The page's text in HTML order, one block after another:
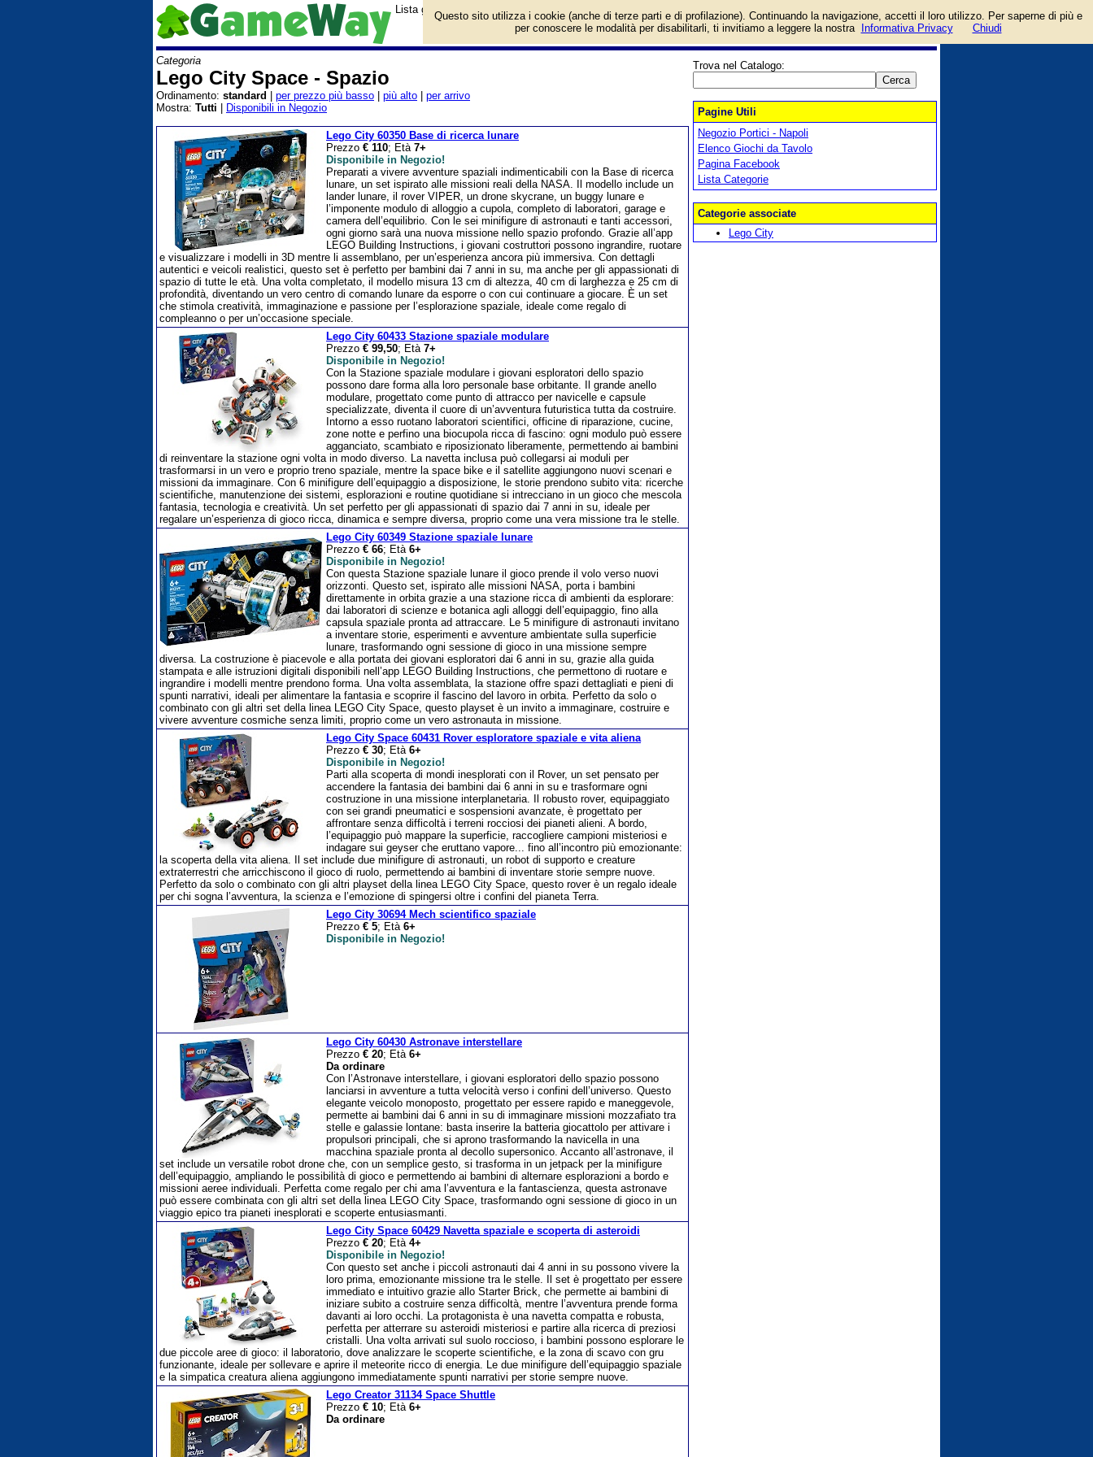
login/registrati
guida
Lista giochi da tavolo categoria Lego City Space - Spazio.
Categoria
Lego City Space - Spazio
Ordinamento: standard per prezzo più basso più alto
per arrivo
Mostra: Tutti Disponibili in Negozio
Lego City 60350 Base di ricerca lunare
Prezzo € 110; Età 7+
Disponibile in Negozio!
Preparati a vivere avventure spaziali indimenticabili con la Base di ricerca
lunare, un set ispirato alle missioni reali della NASA. Il modello include un
lander lunare, il rover VIPER, un drone skycrane, un buggy lunare e
l’imponente modulo di alloggio a cupola, completo di laboratori, garage e
camera dell’equilibrio. Con le sei minifigure di astronauti e tanti accessori,
ogni giorno sarà una nuova missione nello spazio profondo. Grazie all’app
LEGO Building Instructions, i giovani costruttori possono ingrandire, ruotare
e visualizzare i modelli in 3D mentre li assemblano, per un’esperienza ancora più immersiva. Con dettagli
autentici e veicoli realistici, questo set è perfetto per bambini dai 7 anni in su, ma anche per gli appassionati di
spazio di tutte le età. Una volta completato, il modello misura 13 cm di altezza, 40 cm di larghezza e 25 cm di
profondità, diventando un vero centro di comando lunare da esporre o con cui continuare a giocare. È un set
che stimola creatività, immaginazione e passione per l’esplorazione spaziale, ideale come regalo di
compleanno o per un’occasione speciale.
Lego City 60433 Stazione spaziale modulare
Prezzo € 99,50; Età 7+
Disponibile in Negozio!
Con la Stazione spaziale modulare i giovani esploratori dello spazio
possono dare forma alla loro personale base orbitante. Il grande anello
modulare, progettato come punto di attracco per navicelle e capsule
specializzate, diventa il cuore di un’avventura futuristica tutta da costruire.
Intorno a esso ruotano laboratori scientifici, officine di riparazione, cucine,
zone notte e perfino una biocupola ricca di fascino: ogni modulo può essere
agganciato, scambiato e riposizionato liberamente, permettendo ai bambini
di reinventare la stazione ogni volta in modo diverso. La navetta inclusa può collegarsi ai moduli per
trasformarsi in un vero e proprio treno spaziale, mentre la space bike e il satellite aggiungono nuovi scenari e
missioni da immaginare. Con 6 minifigure dell’equipaggio a disposizione, le storie prendono subito vita: ricerche
scientifiche, manutenzione dei sistemi, esplorazioni e routine quotidiane si intrecciano in un gioco che mescola
fantasia, tecnologia e creatività. Un set perfetto per gli appassionati di spazio dai 7 anni in su, ideale per
regalare un’esperienza di gioco ricca, dinamica e sempre diversa, proprio come una vera missione tra le stelle.
Lego City 60349 Stazione spaziale lunare
Prezzo € 66; Età 6+
Disponibile in Negozio!
Con questa Stazione spaziale lunare il gioco prende il volo verso nuovi
orizzonti. Questo set, ispirato alle missioni NASA, porta i bambini
direttamente in orbita grazie a una stazione ricca di ambienti da esplorare:
dai laboratori di scienze e botanica agli alloggi dell’equipaggio, fino alla
capsula spaziale pronta ad attraccare. Le 5 minifigure di astronauti invitano
a inventare storie, esperimenti e avventure ambientate sulla superficie
lunare, trasformando ogni sessione di gioco in una missione sempre
diversa. La costruzione è piacevole e alla portata dei giovani esploratori dai 6 anni in su, grazie alla guida
stampata e alle istruzioni digitali disponibili nell’app LEGO Building Instructions, che permettono di ruotare e
ingrandire i modelli mentre prendono forma. Una volta assemblata, la stazione offre spazi dettagliati e pieni di
spunti narrativi, ideali per alimentare la fantasia e scoprire il fascino del lavoro in orbita. Perfetto da solo o
combinato con gli altri set della linea LEGO City Space, questo playset è un invito a immaginare, costruire e
vivere avventure cosmiche senza limiti, proprio come un vero astronauta in missione.
Lego City Space 60431 Rover esploratore spaziale e vita aliena
Prezzo € 30; Età 6+
Disponibile in Negozio!
Parti alla scoperta di mondi inesplorati con il Rover, un set pensato per
accendere la fantasia dei bambini dai 6 anni in su e trasformare ogni
costruzione in una missione interplanetaria. Il robusto rover, equipaggiato
con sei grandi pneumatici e sospensioni avanzate, è progettato per
affrontare senza difficoltà i terreni rocciosi dei pianeti alieni. A bordo,
l’equipaggio può mappare la superficie, raccogliere campioni misteriosi e
indagare sui geyser che eruttano vapore... fino all’incontro più emozionante:
la scoperta della vita aliena. Il set include due minifigure di astronauti, un robot di supporto e creature
extraterrestri che arricchiscono il gioco di ruolo, permettendo ai bambini di inventare storie sempre nuove.
Perfetto da solo o combinato con gli altri playset della linea LEGO City Space, questo rover è un regalo ideale
per chi sogna l’avventura, la scienza e l’emozione di spingersi oltre i confini del pianeta Terra.
Lego City 30694 Mech scientifico spaziale
Prezzo € 5; Età 6+
Disponibile in Negozio!
Lego City 60430 Astronave interstellare
Prezzo € 20; Età 6+
Da ordinare
Con l’Astronave interstellare, i giovani esploratori dello spazio possono
lanciarsi in avventure a tutta velocità verso i confini dell’universo. Questo
elegante veicolo monoposto, progettato per essere rapido e maneggevole,
permette ai bambini dai 6 anni in su di immaginare missioni mozzafiato tra
stelle e galassie lontane: basta inserire la batteria giocattolo per attivare i
propulsori principali, che si aprono trasformando la navicella in una
macchina spaziale pronta al decollo supersonico. Accanto all’astronave, il
set include un versatile robot drone che, con un semplice gesto, si trasforma in un jetpack per la minifigure
dell’equipaggio, ampliando le possibilità di gioco e permettendo ai bambini di alternare esplorazioni a bordo e
missioni aeree individuali. Perfetta come regalo per chi ama l’avventura e la fantascienza, questa astronave
può essere combinata con gli altri set della linea LEGO City Space, trasformando ogni sessione di gioco in un
viaggio epico tra pianeti inesplorati e scoperte entusiasmanti.
Lego City Space 60429 Navetta spaziale e scoperta di asteroidi
Prezzo € 20; Età 4+
Disponibile in Negozio!
Con questo set anche i piccoli astronauti dai 4 anni in su possono vivere la
loro prima, emozionante missione tra le stelle. Il set è progettato per essere
immediato e intuitivo grazie allo Starter Brick, che permette ai bambini di
iniziare subito a costruire senza difficoltà, mentre l’avventura prende forma
davanti ai loro occhi. La protagonista è una navetta compatta e robusta,
perfetta per atterrare su asteroidi misteriosi e partire alla ricerca di preziosi
cristalli. Una volta arrivati sul suolo roccioso, i bambini possono esplorare le
due piccole aree di gioco: il laboratorio, dove analizzare le scoperte scientifiche, e la zona di scavo con gru
funzionante, ideale per sollevare e aprire il meteorite ricco di energia. Le due minifigure dell’equipaggio spaziale
e la simpatica creatura aliena aggiungono immediatamente spunti narrativi per storie sempre nuove.
Lego Creator 31134 Space Shuttle
Prezzo € 10; Età 6+
Da ordinare
Trova nel Catalogo:
Pagine Utili
Negozio Portici - Napoli
Elenco Giochi da Tavolo
Pagina Facebook
Lista Categorie
Categorie associate
Lego City
Questo sito utilizza i cookie (anche di terze parti e di profilazione). Continuando la navigazione, accetti il loro utilizzo. Per saperne di più e
per conoscere le modalità per disabilitarli, ti invitiamo a leggere la nostra
Informativa Privacy Chiudi